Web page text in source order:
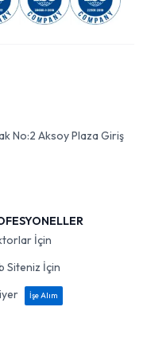
No:2 Aksoy Plaza Giriş
İçin
Siteniz İçin
İşe Alım